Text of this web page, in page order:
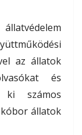
az állatok
és
ki számos
állatok